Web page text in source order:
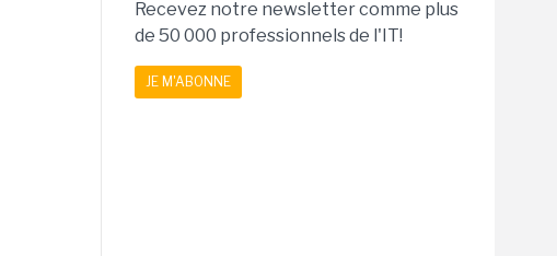
Recevez notre newsletter comme plus
de 50 000 professionnels de l'IT!
JE M'ABONNE